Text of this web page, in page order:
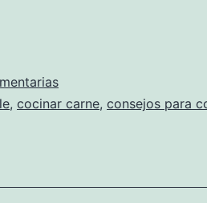
, cocinar carne, consejos para